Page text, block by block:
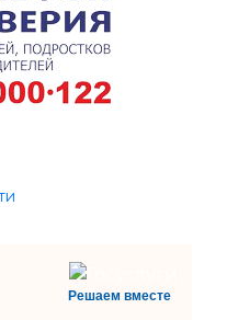
Решаем вместе